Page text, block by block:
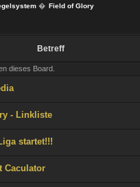
� Field of Glory
Betreff
dieses Board.
- Linkliste
startet!!!
Caculator